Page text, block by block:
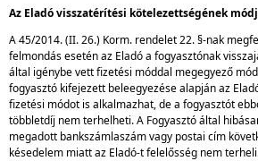
Az Eladó visszatérítési kötelezettségének
A 45/2014. (II. 26.) Korm. rendelet 22. §-nak
felmondás esetén az Eladó a fogyasztónak
által igénybe vett fizetési móddal megegyező
fogyasztó kifejezett beleegyezése alapján az
fizetési módot is alkalmazhat, de a fogyasztót
többletdíj nem terhelheti. A Fogyasztó által
megadott bankszámlaszám vagy postai cím
késedelem miatt az Eladó-t felelősség nem